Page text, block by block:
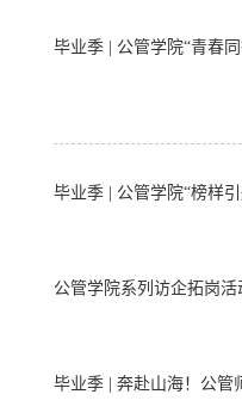
毕业季 | 公管学院“青春
毕业季 | 公管学院“榜样
公管学院系列访企拓岗
毕业季 | 奔赴山海！公管